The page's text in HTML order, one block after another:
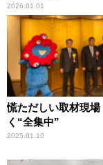
2026.01.01
慌ただしい取材現
く“全集中”
2025.01.10